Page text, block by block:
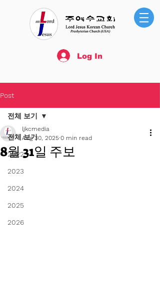
Log In
Post
전체 보기
2022
2023
2024
2025
2026
전체 보기
8월 31일 주보
ljkcmedia
Aug 30, 2025 0 min read